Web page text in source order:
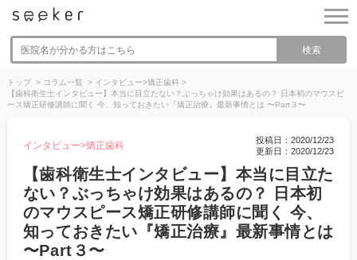
検索
トップ > コラム一覧 > インタビュー>矯正歯科>
【歯科衛生士インタビュー】本当に目立たない？ぶっちゃけ効果はあるの？ 日本初のマウスピ
ース矯正研修講師に聞く 今、知っておきたい『矯正治療』最新事情とは 〜Part３〜
インタビュー>矯正歯科
投稿日：2020/12/23
更新日：2020/12/23
【歯科衛生士インタビュー】本当に目立た
ない？ぶっちゃけ効果はあるの？ 日本初
のマウスピース矯正研修講師に聞く 今、
知っておきたい『矯正治療』最新事情とは
〜Part３〜